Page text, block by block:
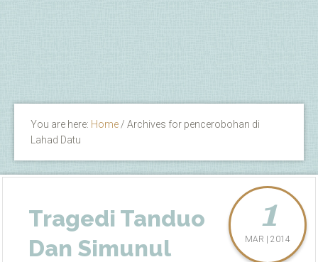
You are here: Home / Archives for pencerobohan di
Lahad Datu
Tragedi Tanduo
Dan Simunul
1
MAR | 2014